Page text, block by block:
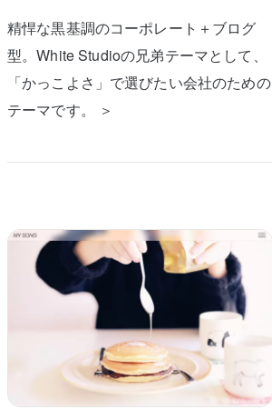
精悍な黒基調のコーポレート＋ブログ
型。White Studioの兄弟テーマとして、
「かっこよさ」で選びたい会社のための
テーマです。 ＞